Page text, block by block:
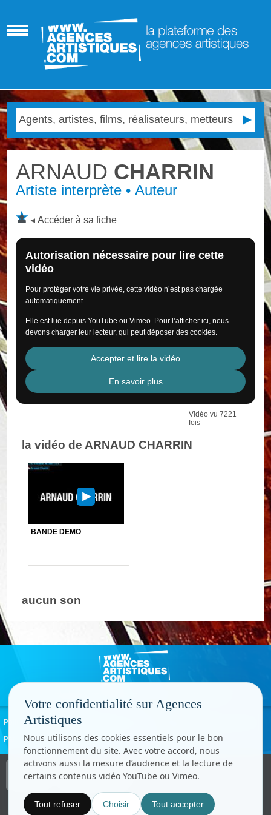
ARNAUD CHARRIN
Artiste interprète • Auteur
Accéder à sa fiche
Autorisation nécessaire pour lire cette
vidéo
Pour protéger votre vie privée, cette vidéo n’est pas chargée
automatiquement.
Elle est lue depuis YouTube ou Vimeo. Pour l’afficher ici, nous
devons charger leur lecteur, qui peut déposer des cookies.
Accepter et lire la vidéo
En savoir plus
Vidéo vu 7221
fois
la vidéo de ARNAUD CHARRIN
BANDE DEMO
aucun son
Politique de confidentialité
Paramètres cookies
Copyright © CC.Comunication
Tous droits réservés
Votre confidentialité sur Agences
Artistiques
Nous utilisons des cookies essentiels pour le bon
fonctionnement du site. Avec votre accord, nous
activons aussi la mesure d’audience et la lecture de
certains contenus vidéo YouTube ou Vimeo.
Tout refuser Choisir Tout accepter